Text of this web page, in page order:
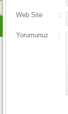
Web Site :
Yorumunuz :